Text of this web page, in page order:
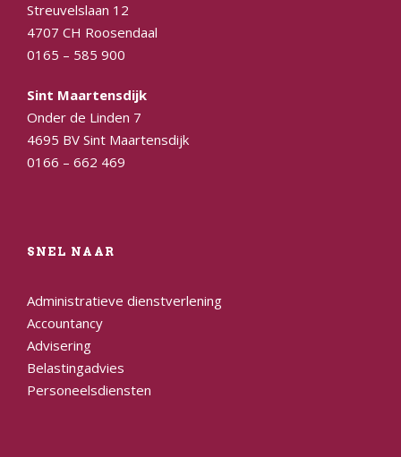
Streuvelslaan 12
4707 CH Roosendaal
0165 – 585 900
Sint Maartensdijk
Onder de Linden 7
4695 BV Sint Maartensdijk
0166 – 662 469
SNEL NAAR
Administratieve dienstverlening
Accountancy
Advisering
Belastingadvies
Personeelsdiensten